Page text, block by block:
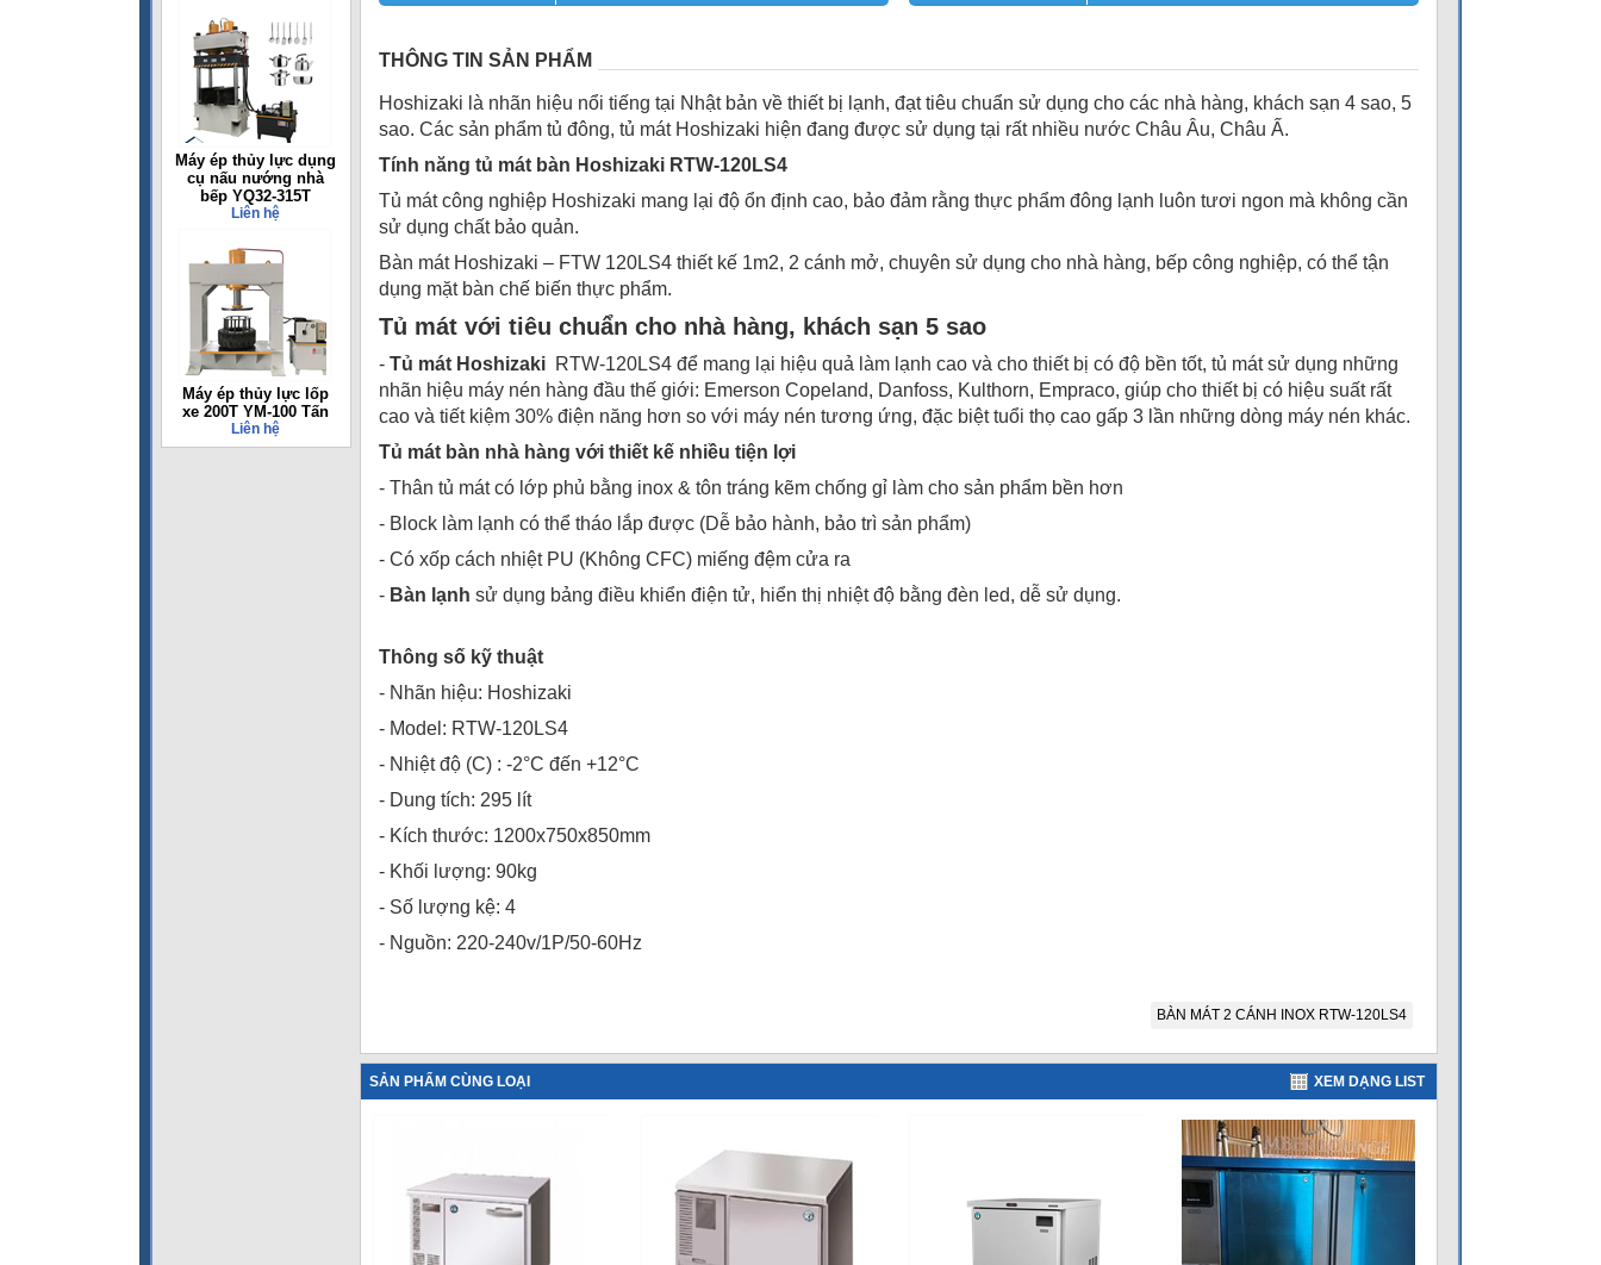
Máy ép thủy lực dụng
cụ nấu nướng nhà
bếp YQ32-315T
Liên hệ
Máy ép thủy lực lốp
xe 200T YM-100 Tấn
Liên hệ
THÔNG TIN SẢN PHẨM
Hoshizaki là nhãn hiệu nổi tiếng tại Nhật bản về thiết bị lạnh, đạt tiêu chuẩn sử dụng cho các nhà hàng, khách sạn 4 sao, 5
sao. Các sản phẩm tủ đông, tủ mát Hoshizaki hiện đang được sử dụng tại rất nhiều nước Châu Âu, Châu Ấ.
Tính năng tủ mát bàn Hoshizaki RTW-120LS4
Tủ mát công nghiệp Hoshizaki mang lại độ ổn định cao, bảo đảm rằng thực phẩm đông lạnh luôn tươi ngon mà không cần
sử dụng chất bảo quản.
Bàn mát Hoshizaki – FTW 120LS4 thiết kế 1m2, 2 cánh mở, chuyên sử dụng cho nhà hàng, bếp công nghiệp, có thể tận
dụng mặt bàn chế biến thực phẩm.
Tủ mát với tiêu chuẩn cho nhà hàng, khách sạn 5 sao
- Tủ mát Hoshizaki RTW-120LS4 để mang lại hiệu quả làm lạnh cao và cho thiết bị có độ bền tốt, tủ mát sử dụng những
nhãn hiệu máy nén hàng đầu thế giới: Emerson Copeland, Danfoss, Kulthorn, Empraco, giúp cho thiết bị có hiệu suất rất
cao và tiết kiệm 30% điện năng hơn so với máy nén tương ứng, đặc biệt tuổi thọ cao gấp 3 lần những dòng máy nén khác.
Tủ mát bàn nhà hàng với thiết kế nhiều tiện lợi
- Thân tủ mát có lớp phủ bằng inox & tôn tráng kẽm chống gỉ làm cho sản phẩm bền hơn
- Block làm lạnh có thể tháo lắp được (Dễ bảo hành, bảo trì sản phẩm)
- Có xốp cách nhiệt PU (Không CFC) miếng đệm cửa ra
- Bàn lạnh sử dụng bảng điều khiển điện tử, hiển thị nhiệt độ bằng đèn led, dễ sử dụng.
Thông số kỹ thuật
- Nhãn hiệu: Hoshizaki
- Model: RTW-120LS4
- Nhiệt độ (C) : -2°C đến +12°C
- Dung tích: 295 lít
- Kích thước: 1200x750x850mm
- Khối lượng: 90kg
- Số lượng kệ: 4
- Nguồn: 220-240v/1P/50-60Hz
BÀN MÁT 2 CÁNH INOX RTW-120LS4
SẢN PHẨM CÙNG LOẠI XEM DẠNG LIST